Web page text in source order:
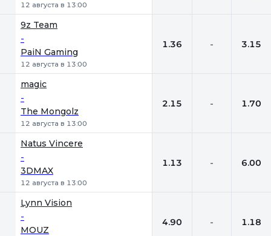
12 августа в 13:00
9z Team
-
PaiN Gaming
12 августа в 13:00
1.36 - 3.15
magic
-
The Mongolz
12 августа в 13:00
2.15 - 1.70
Natus Vincere
-
3DMAX
12 августа в 13:00
1.13 - 6.00
Lynn Vision
-
MOUZ
4.90 - 1.18